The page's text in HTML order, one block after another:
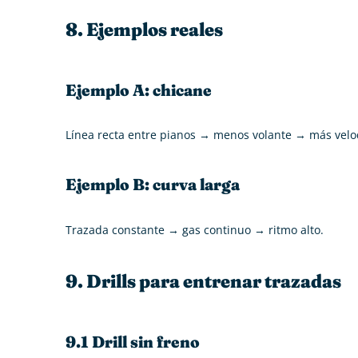
8. Ejemplos reales
Ejemplo A: chicane
Línea recta entre pianos → menos volante → más
Ejemplo B: curva larga
Trazada constante → gas continuo → ritmo alto.
9. Drills para entrenar trazadas
9.1 Drill sin freno